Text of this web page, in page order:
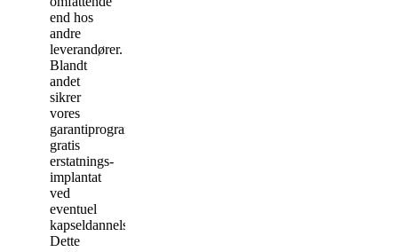
end hos
andre
leverandører.
Blandt
andet
sikrer
vores
garantiprogram
gratis
erstatnings-
implantat
ved
eventuel
kapseldannelse.
Dette